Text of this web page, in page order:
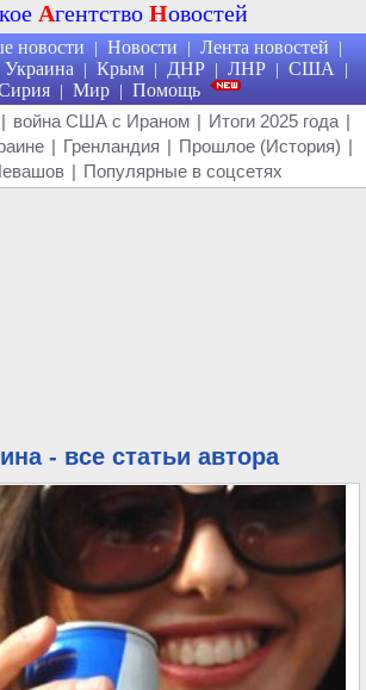
Агентство Новостей
новости | Новости | Лента новостей |
Украина | Крым | ДНР | ЛНР | США |
| Мир | Помощь
| война США с Ираном | Итоги 2025 года |
| Гренландия | Прошлое (История) |
| Популярные в соцсетях
- все статьи автора